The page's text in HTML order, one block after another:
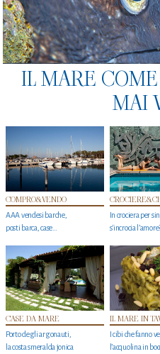
IL MARE
MAI
COMPRO&VENDO
AAA vendesi barche,
posti barca, case…
In crociera per
s'incrocia
CASE DA MARE
Porto degli argonauti,
la costa smeralda jonica
IL MARE IN
I cibi che fanno
l’acquolina in